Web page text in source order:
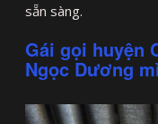
sẵn sàng.
Gái gọi huyện
Ngọc Dương